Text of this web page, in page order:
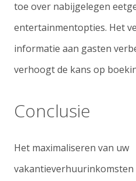
toe over nabijgelegen
entertainmentopties. Het
informatie aan gasten
verhoogt de kans op
Conclusie
Het maximaliseren van uw
vakantieverhuurinkomsten